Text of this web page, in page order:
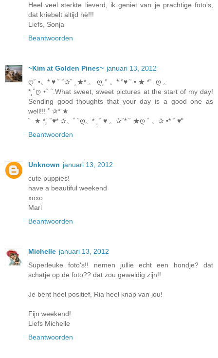
Heel veel sterkte lieverd, ik geniet van je prachtige foto's,
dat kriebelt altijd hè!!!
Liefs, Sonja
Beantwoorden
~Kim at Golden Pines~ januari 13, 2012
ღ˚ •。* ♥ ˚ ˚✰˚ ˛★* 。 ღ˛° 。* °♥ ˚ • ★ *˚ .ღ 。
*˛˚ღ •˚ ˚.What sweet, sweet pictures at the start of my day!
Sending good thoughts that your day is a good one as
well!!! ˚ ✰* ★
˚. ★ *˛ ˚♥* ✰。˚ ˚ღ。* ˛˚ ♥ 。✰˚* ˚ ★ღ ˚ 。✰ •* ˚ ♥"
Beantwoorden
Unknown januari 13, 2012
cute puppies!
have a beautiful weekend
xoxo
Mari
Beantwoorden
Michelle januari 13, 2012
Superleuke foto's!! nemen jullie echt een hondje? dat
schatje op de foto?? dat zou geweldig zijn!!
Je bent heel positief, Ria heel knap van jou!
Fijn weekend!
Liefs Michelle
Beantwoorden